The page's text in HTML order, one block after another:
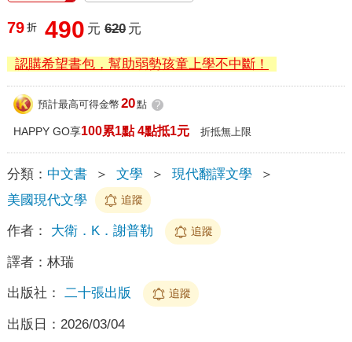
79 折 490 元 620 元
認購希望書包，幫助弱勢孩童上學不中斷！
預計最高可得金幣 20點 ?
HAPPY GO享100累1點 4點抵1元 折抵無上限
分類： 中文書 ＞ 文學 ＞ 現代翻譯文學
＞
美國現代文學
追蹤
作者： 大衛．K．謝普勒 追蹤
譯者： 林瑞
出版社： 二十張出版 追蹤
出版日： 2026/03/04